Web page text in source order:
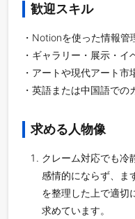
歓迎スキル
・Notionを使った情報管
・ギャラリー・展示・イ
・アートや現代アート市
・英語または中国語で
求める人物像
クレーム対応でも冷
感情的にならず、ま
を整理した上で適切
求めています。